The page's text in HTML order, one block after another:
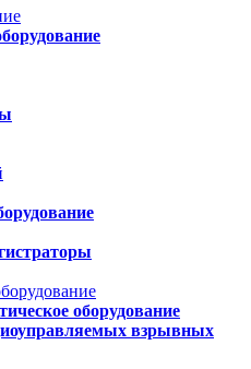
оборудование
взрывных